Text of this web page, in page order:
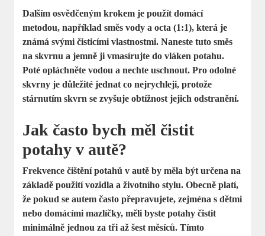
Dalším osvědčeným krokem je použít domácí
metodou, napříkladsměs vody a octa (1:1), která je
známá svými čisticími vlastnostmi. Naneste tuto směs
na skvrnu a jemně ji vmasírujte do vláken potahu.
Poté opláchněte vodou a nechte uschnout. Pro odolné
skvrny je důležité jednat co nejrychleji, protože
stárnutím skvrn se zvyšuje obtížnost jejich odstranění.
Jak často bych měl čistit
potahy v autě?
Frekvence čištění potahů v autě by měla být určena na
základě použití vozidla a životního stylu. Obecně platí,
že pokud se autem často přepravujete, zejména s dětmi
nebo domácími mazlíčky, měli byste potahy čistit
minimálnějednou za tři až šest měsíců. Tímto